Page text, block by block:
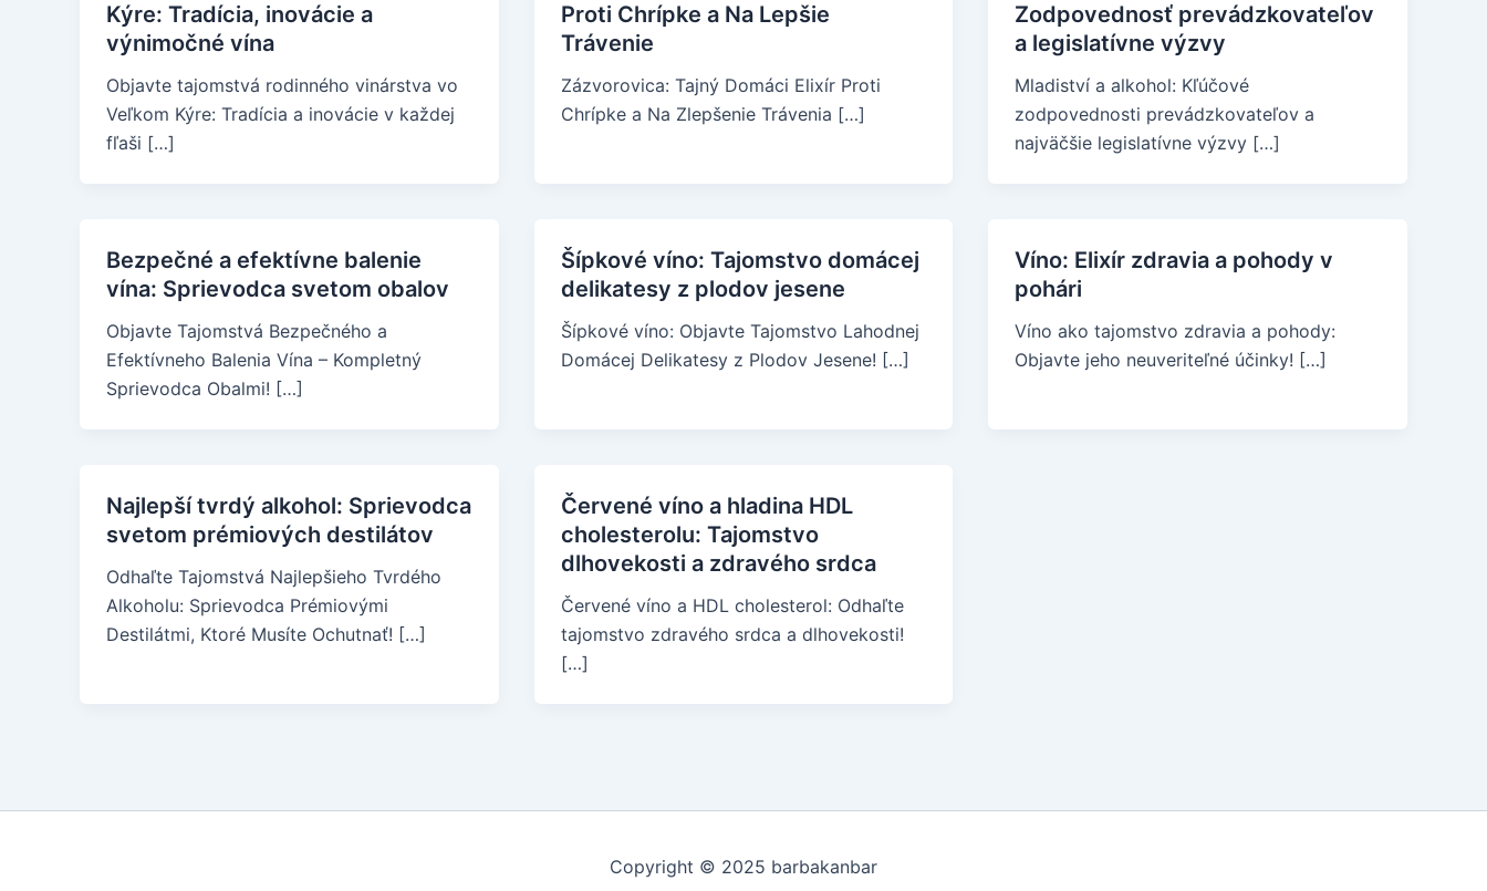
Kýre: Tradícia, inovácie a
výnimočné vína
Objavte tajomstvá rodinného vinárstva vo
Veľkom Kýre: Tradícia a inovácie v každej
fľaši […]
Proti Chrípke a Na Lepšie
Trávenie
Zázvorovica: Tajný Domáci Elixír Proti
Chrípke a Na Zlepšenie Trávenia […]
Zodpovednosť prevádzkovateľov
a legislatívne výzvy
Mladiství a alkohol: Kľúčové
zodpovednosti prevádzkovateľov a
najväčšie legislatívne výzvy […]
Bezpečné a efektívne balenie
vína: Sprievodca svetom obalov
Objavte Tajomstvá Bezpečného a
Efektívneho Balenia Vína – Kompletný
Sprievodca Obalmi! […]
Šípkové víno: Tajomstvo domácej
delikatesy z plodov jesene
Šípkové víno: Objavte Tajomstvo Lahodnej
Domácej Delikatesy z Plodov Jesene! […]
Víno: Elixír zdravia a pohody v
pohári
Víno ako tajomstvo zdravia a pohody:
Objavte jeho neuveriteľné účinky! […]
Najlepší tvrdý alkohol: Sprievodca
svetom prémiových destilátov
Odhaľte Tajomstvá Najlepšieho Tvrdého
Alkoholu: Sprievodca Prémiovými
Destilátmi, Ktoré Musíte Ochutnať! […]
Červené víno a hladina HDL
cholesterolu: Tajomstvo
dlhovekosti a zdravého srdca
Červené víno a HDL cholesterol: Odhaľte
tajomstvo zdravého srdca a dlhovekosti!
[…]
Copyright © 2025 barbakanbar